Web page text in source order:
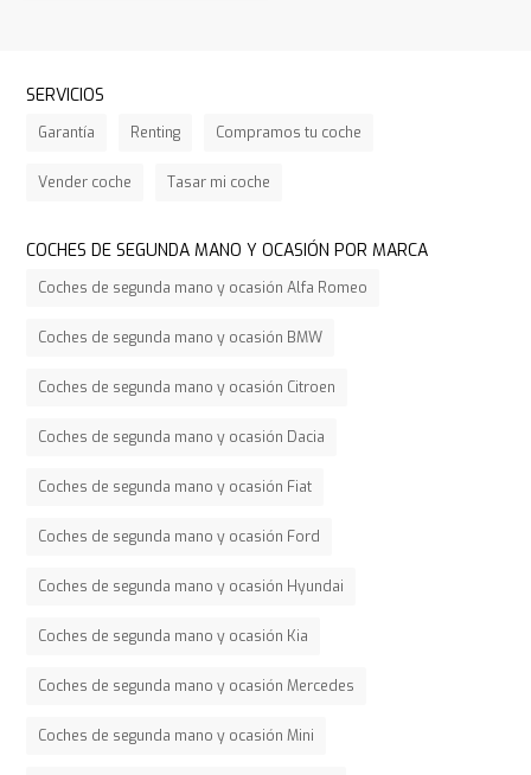
SERVICIOS
Garantía Renting Compramos tu coche
Vender coche Tasar mi coche
COCHES DE SEGUNDA MANO Y OCASIÓN POR MARCA
Coches de segunda mano y ocasión Alfa Romeo
Coches de segunda mano y ocasión BMW
Coches de segunda mano y ocasión Citroen
Coches de segunda mano y ocasión Dacia
Coches de segunda mano y ocasión Fiat
Coches de segunda mano y ocasión Ford
Coches de segunda mano y ocasión Hyundai
Coches de segunda mano y ocasión Kia
Coches de segunda mano y ocasión Mercedes
Coches de segunda mano y ocasión Mini